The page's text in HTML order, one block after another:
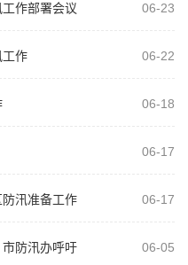
作部署会议
06-23
工作 06-22
06-18
06-17
汛准备工作
06-17
防汛办呼吁
06-05